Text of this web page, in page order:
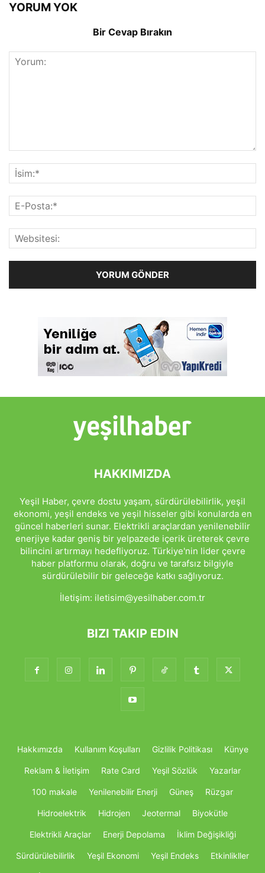
YORUM YOK
Bir Cevap Bırakın
HAKKIMIZDA
Yeşil Haber, çevre dostu yaşam, sürdürülebilirlik, yeşil
ekonomi, yeşil endeks ve yeşil hisseler gibi konularda en
güncel haberleri sunar. Elektrikli araçlardan yenilenebilir
enerjiye kadar geniş bir yelpazede içerik üreterek çevre
bilincini artırmayı hedefliyoruz. Türkiye'nin lider çevre
haber platformu olarak, doğru ve tarafsız bilgiyle
sürdürülebilir bir geleceğe katkı sağlıyoruz.
İletişim: iletisim@yesilhaber.com.tr
BIZI TAKIP EDIN
Hakkımızda Kullanım Koşulları Gizlilik Politikası Künye
Reklam & İletişim Rate Card Yeşil Sözlük Yazarlar
100 makale Yenilenebilir Enerji Güneş Rüzgar
Hidroelektrik Hidrojen Jeotermal Biyokütle
Elektrikli Araçlar Enerji Depolama İklim Değişikliği
Sürdürülebilirlik Yeşil Ekonomi Yeşil Endeks Etkinlikller